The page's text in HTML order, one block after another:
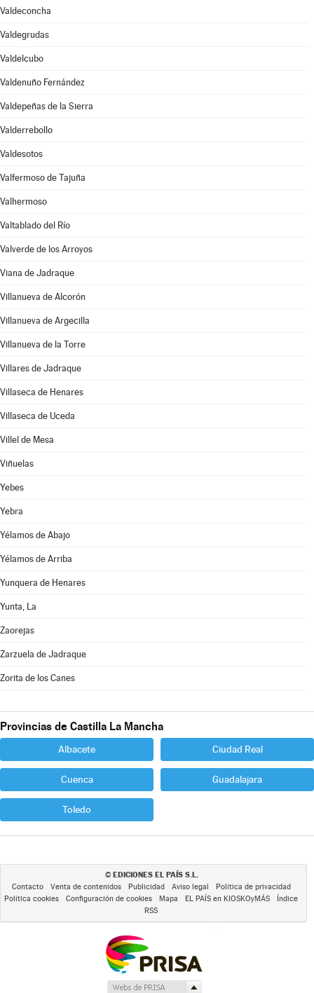
Valdeconcha
Valdegrudas
Valdelcubo
Valdenuño Fernández
Valdepeñas de la Sierra
Valderrebollo
Valdesotos
Valfermoso de Tajuña
Valhermoso
Valtablado del Río
Valverde de los Arroyos
Viana de Jadraque
Villanueva de Alcorón
Villanueva de Argecilla
Villanueva de la Torre
Villares de Jadraque
Villaseca de Henares
Villaseca de Uceda
Villel de Mesa
Viñuelas
Yebes
Yebra
Yélamos de Abajo
Yélamos de Arriba
Yunquera de Henares
Yunta, La
Zaorejas
Zarzuela de Jadraque
Zorita de los Canes
Provincias de Castilla La Mancha
Albacete Ciudad Real
Cuenca Guadalajara
Toledo
© EDICIONES EL PAÍS S.L.
Contacto Venta de contenidos Publicidad Aviso legal
Política de privacidad
Política cookies
Configuración de cookies Mapa EL PAÍS en KIOSKOyMÁS
Índice
RSS